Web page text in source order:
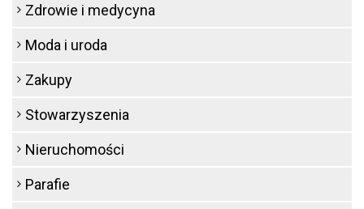
Zdrowie i medycyna
Moda i uroda
Zakupy
Stowarzyszenia
Nieruchomości
Parafie